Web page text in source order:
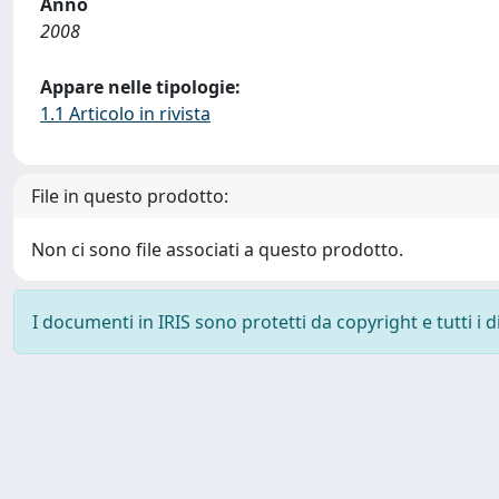
2008
Appare nelle tipologie:
1.1 Articolo in rivista
File in questo prodotto:
Non ci sono file associati a questo prodotto.
I documenti in IRIS sono protetti da copyright e tutti i